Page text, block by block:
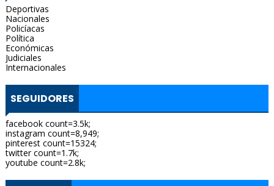
Deportivas
Nacionales
Policíacas
Política
Económicas
Judiciales
Internacionales
SEGUIDORES
facebook count=3.5k;
instagram count=8,949;
pinterest count=15324;
twitter count=1.7k;
youtube count=2.8k;